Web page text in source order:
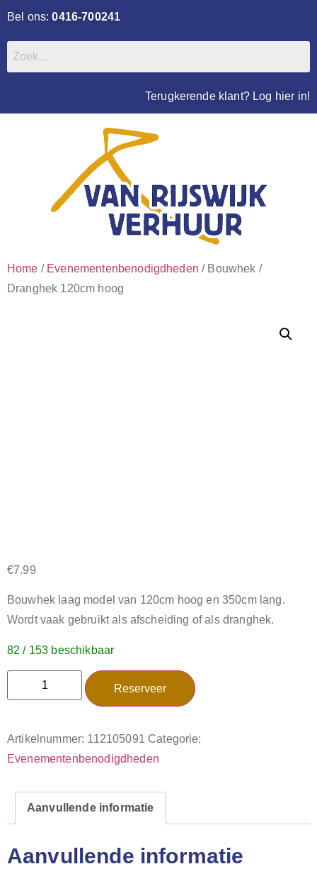
Bel ons:0416-700241
Terugkerende klant? Log hier in!
Home / Evenementenbenodigdheden / Bouwhek /
Dranghek 120cm hoog
€7.99
Bouwhek laag model van 120cm hoog en 350cm lang.
Wordt vaak gebruikt als afscheiding of als dranghek.
82 / 153 beschikbaar
Reserveer
Artikelnummer: 112105091 Categorie:
Evenementenbenodigdheden
Aanvullende informatie
Aanvullende informatie